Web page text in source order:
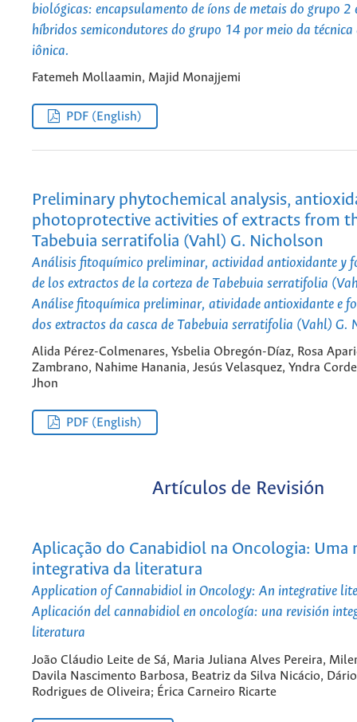
biológicas: encapsulamento de íons de metais do grupo 2
híbridos semicondutores do grupo 14 por meio da
iônica.
Fatemeh Mollaamin, Majid Monajjemi
PDF (English)
Preliminary phytochemical analysis,
photoprotective activities of extracts from
Tabebuia serratifolia (Vahl) G. Nicholson
Análisis fitoquímico preliminar, actividad antioxidante y
de los extractos de la corteza de Tabebuia serratifolia
Análise fitoquímica preliminar, atividade antioxidante e
dos extractos da casca de Tabebuia serratifolia (Vahl) G.
Alida Pérez-Colmenares, Ysbelia Obregón-Díaz, Rosa
Zambrano, Nahime Hanania, Jesús Velasquez, Yndra
Jhon
PDF (English)
Artículos de Revisión
Aplicação do Canabidiol na Oncologia: Uma
integrativa da literatura
Application of Cannabidiol in Oncology: An integrative
Aplicación del cannabidiol en oncología: una revisión
literatura
João Cláudio Leite de Sá, Maria Juliana Alves Pereira,
Davila Nascimento Barbosa, Beatriz da Silva Nicácio, Dário
Rodrigues de Oliveira; Érica Carneiro Ricarte